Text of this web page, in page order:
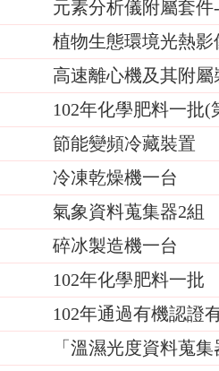
元素分析儀附屬套
植物生態環境光熱
高速離心機及其附屬
102年化學肥料一批(
節能變頻冷藏裝置
冷凍乾燥機一台
氣象資料蒐集器2組
碎冰製造機一台
102年化學肥料一批
102年通過有機認證
「溫濕光度資料蒐